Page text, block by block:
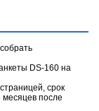
DS-160 на
срок
месяцев после